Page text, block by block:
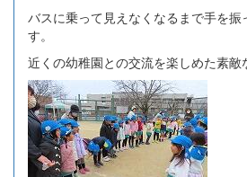
バスに乗って見えなくなるまで手を
す。
近くの幼稚園との交流を楽しめた素敵